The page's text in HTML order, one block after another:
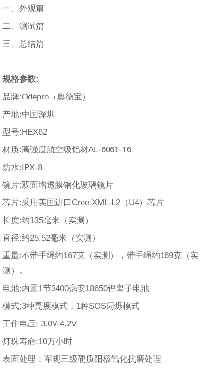
一、外观篇
二、测试篇
三、总结篇
规格参数:
品牌:Odepro（奥德宝）
产地:中国深圳
型号:HEX62
材质:高强度航空级铝材AL-6061-T6
防水:IPX-8
镜片:双面增透膜钢化玻璃镜片
芯片:采用美国进口Cree XML-L2（U4）芯片
长度:约135毫米（实测）
直径:约25.52毫米（实测）
重量:不带手绳约167克（实测），带手绳约169克（实
测）。
电池:内置1节3400毫安18650锂离子电池
模式:3种亮度模式，1种SOS闪烁模式
工作电压: 3.0V-4.2V
灯珠寿命:10万小时
表面处理：军规三级硬质阳极氧化抗磨处理